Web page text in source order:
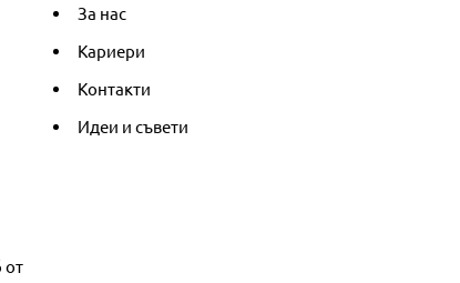
от
За нас
Кариери
Контакти
Идеи и съвети